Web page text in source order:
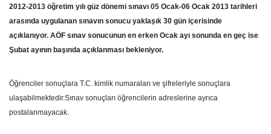
2012-2013 öğretim yılı güz dönemi sınavı 05 Ocak-06 Ocak 2013 tarihleri
arasında uygulanan sınavın sonucu yaklaşık 30 gün içerisinde
açıklanıyor. AÖF sınav sonucunun en erken Ocak ayı sonunda en geç ise
Şubat ayının başında açıklanması bekleniyor.
Öğrenciler sonuçlara T.C. kimlik numaraları ve şifreleriyle sonuçlara
ulaşabilmektedir.Sınav sonuçları öğrencilerin adreslerine ayrıca
postalanmayacak.